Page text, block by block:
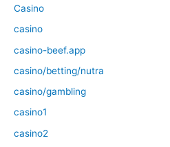
Casino
casino
casino-beef.app
casino/betting/nutra
casino/gambling
casino1
casino2